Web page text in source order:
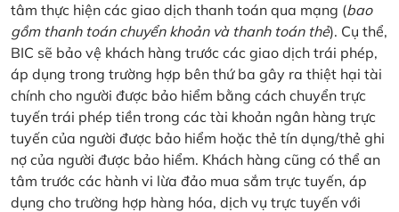
tâm thực hiện các giao dịch thanh toán qua mạng (bao
gồm thanh toán chuyển khoản và thanh toán thẻ). Cụ thể,
BIC sẽ bảo vệ khách hàng trước các giao dịch trái phép,
áp dụng trong trường hợp bên thứ ba gây ra thiệt hại tài
chính cho người được bảo hiểm bằng cách chuyển trực
tuyến trái phép tiền trong các tài khoản ngân hàng trực
tuyến của người được bảo hiểm hoặc thẻ tín dụng/thẻ ghi
nợ của người được bảo hiểm. Khách hàng cũng có thể an
tâm trước các hành vi lừa đảo mua sắm trực tuyến, áp
dụng cho trường hợp hàng hóa, dịch vụ trực tuyến với